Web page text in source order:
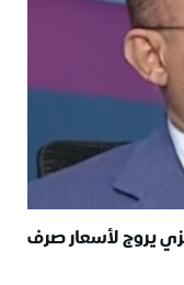
يروج لأسعار صرف